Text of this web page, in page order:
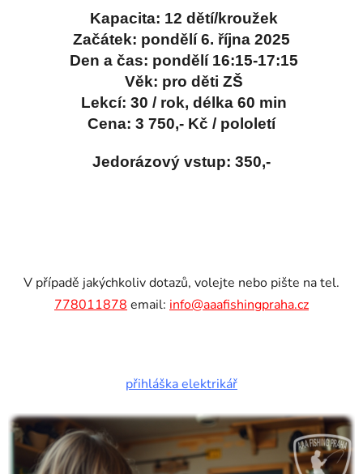
Kapacita: 12 dětí/kroužek
Začátek: pondělí 6. října 2025
Den a čas: pondělí 16:15-17:15
Věk: pro děti ZŠ
Lekcí: 30 / rok, délka 60 min
Cena: 3 750,- Kč / pololetí
Jedorázový vstup: 350,-
V případě jakýchkoliv dotazů, volejte nebo pište na tel.
778011878 email: info@aaafishingpraha.cz
přihláška elektrikář